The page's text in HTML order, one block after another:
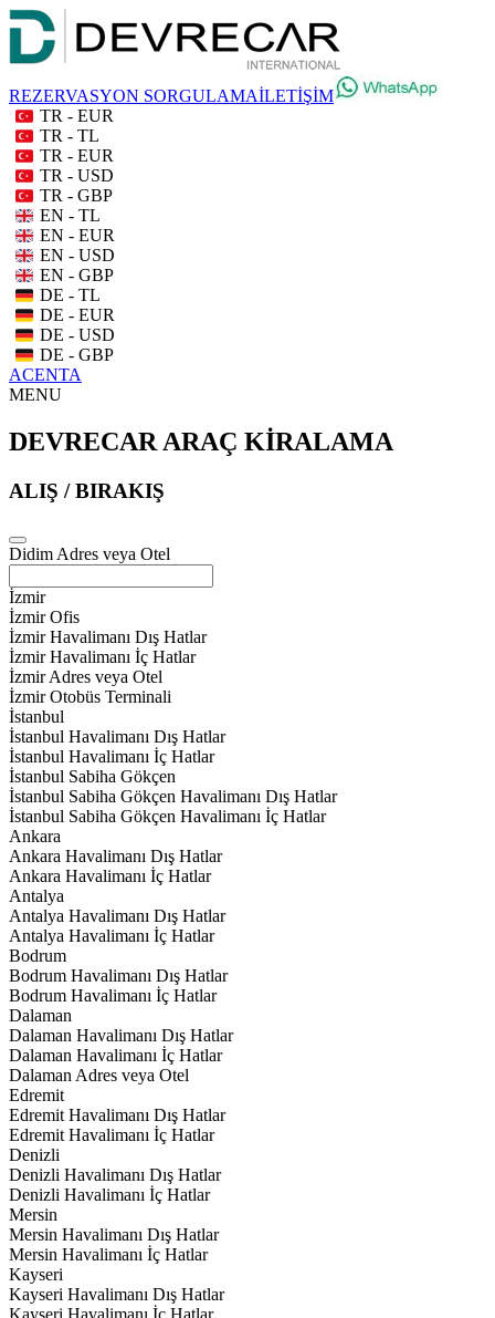
REZERVASYON SORGULAMAİLETİŞİM
TR - EUR
TR - TL
TR - EUR
TR - USD
TR - GBP
EN - TL
EN - EUR
EN - USD
EN - GBP
DE - TL
DE - EUR
DE - USD
DE - GBP
ACENTA
MENU
DEVRECAR ARAÇ KİRALAMA
ALIŞ / BIRAKIŞ
Didim Adres veya Otel
İzmir
İzmir Ofis
İzmir Havalimanı Dış Hatlar
İzmir Havalimanı İç Hatlar
İzmir Adres veya Otel
İzmir Otobüs Terminali
İstanbul
İstanbul Havalimanı Dış Hatlar
İstanbul Havalimanı İç Hatlar
İstanbul Sabiha Gökçen
İstanbul Sabiha Gökçen Havalimanı Dış Hatlar
İstanbul Sabiha Gökçen Havalimanı İç Hatlar
Ankara
Ankara Havalimanı Dış Hatlar
Ankara Havalimanı İç Hatlar
Antalya
Antalya Havalimanı Dış Hatlar
Antalya Havalimanı İç Hatlar
Bodrum
Bodrum Havalimanı Dış Hatlar
Bodrum Havalimanı İç Hatlar
Dalaman
Dalaman Havalimanı Dış Hatlar
Dalaman Havalimanı İç Hatlar
Dalaman Adres veya Otel
Edremit
Edremit Havalimanı Dış Hatlar
Edremit Havalimanı İç Hatlar
Denizli
Denizli Havalimanı Dış Hatlar
Denizli Havalimanı İç Hatlar
Mersin
Mersin Havalimanı Dış Hatlar
Mersin Havalimanı İç Hatlar
Kayseri
Kayseri Havalimanı Dış Hatlar
Kayseri Havalimanı İç Hatlar